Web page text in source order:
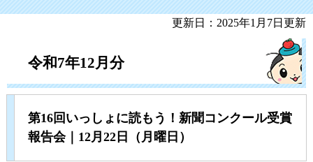
更新日：2025年1月7日更新
令和7年12月分
第16回いっしょに読もう！新聞コンクール受賞
報告会｜12月22日（月曜日）